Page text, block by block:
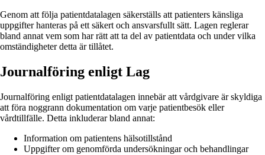
Genom att följa patientdatalagen säkerställs att patienters känsliga
uppgifter hanteras på ett säkert och ansvarsfullt sätt. Lagen reglerar
bland annat vem som har rätt att ta del av patientdata och under vilka
omständigheter detta är tillåtet.
Journalföring enligt Lag
Journalföring enligt patientdatalagen innebär att vårdgivare är skyldiga
att föra noggrann dokumentation om varje patientbesök eller
vårdtillfälle. Detta inkluderar bland annat:
Information om patientens hälsotillstånd
Uppgifter om genomförda undersökningar och behandlingar